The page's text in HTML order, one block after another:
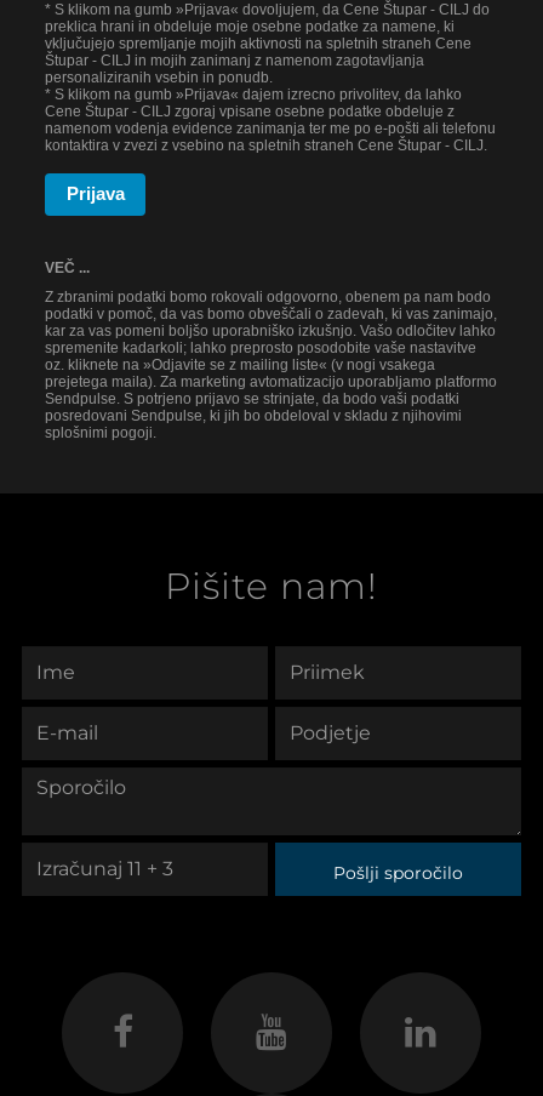
* S klikom na gumb »Prijava« dovoljujem, da Cene Štupar - CILJ do
preklica hrani in obdeluje moje osebne podatke za namene, ki
vključujejo spremljanje mojih aktivnosti na spletnih straneh Cene
Štupar - CILJ in mojih zanimanj z namenom zagotavljanja
personaliziranih vsebin in ponudb.
* S klikom na gumb »Prijava« dajem izrecno privolitev, da lahko
Cene Štupar - CILJ zgoraj vpisane osebne podatke obdeluje z
namenom vodenja evidence zanimanja ter me po e-pošti ali telefonu
kontaktira v zvezi z vsebino na spletnih straneh Cene Štupar - CILJ.
Prijava
VEČ ...
Z zbranimi podatki bomo rokovali odgovorno, obenem pa nam bodo
podatki v pomoč, da vas bomo obveščali o zadevah, ki vas zanimajo,
kar za vas pomeni boljšo uporabniško izkušnjo. Vašo odločitev lahko
spremenite kadarkoli; lahko preprosto posodobite vaše nastavitve
oz. kliknete na »Odjavite se z mailing liste« (v nogi vsakega
prejetega maila). Za marketing avtomatizacijo uporabljamo platformo
Sendpulse. S potrjeno prijavo se strinjate, da bodo vaši podatki
posredovani Sendpulse, ki jih bo obdeloval v skladu z njihovimi
splošnimi pogoji.
Pišite nam!
Pošlji sporočilo